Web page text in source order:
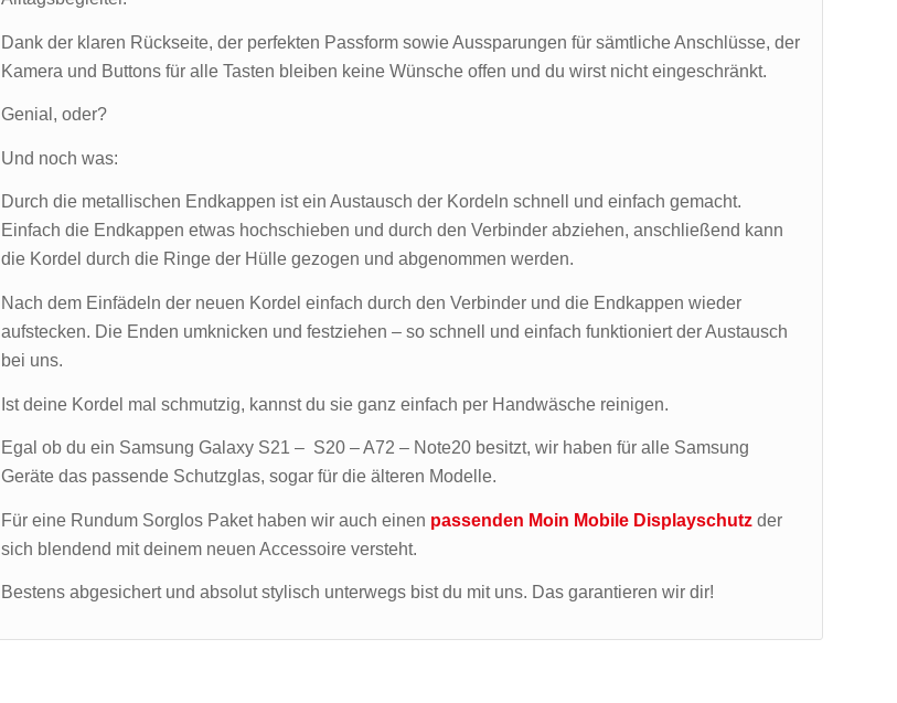
Dank der klaren Rückseite, der perfekten Passform sowie Aussparungen für sämtliche Anschlüsse, der
Kamera und Buttons für alle Tasten bleiben keine Wünsche offen und du wirst nicht eingeschränkt.
Genial, oder?
Und noch was:
Durch die metallischen Endkappen ist ein Austausch der Kordeln schnell und einfach gemacht.
Einfach die Endkappen etwas hochschieben und durch den Verbinder abziehen, anschließend kann
die Kordel durch die Ringe der Hülle gezogen und abgenommen werden.
Nach dem Einfädeln der neuen Kordel einfach durch den Verbinder und die Endkappen wieder
aufstecken. Die Enden umknicken und festziehen – so schnell und einfach funktioniert der Austausch
bei uns.
Ist deine Kordel mal schmutzig, kannst du sie ganz einfach per Handwäsche reinigen.
Egal ob du ein Samsung Galaxy S21 – S20 – A72 – Note20 besitzt, wir haben für alle Samsung
Geräte das passende Schutzglas, sogar für die älteren Modelle.
Für eine Rundum Sorglos Paket haben wir auch einen passenden Moin Mobile Displayschutz der
sich blendend mit deinem neuen Accessoire versteht.
Bestens abgesichert und absolut stylisch unterwegs bist du mit uns. Das garantieren wir dir!